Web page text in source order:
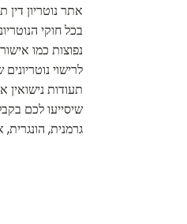
אתר נוטריון
בכל חוקי
נפוצות כמו
לרישוי
תעודות נישואין
שיסייעו לכם
גרמנית,